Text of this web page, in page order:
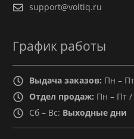
support@voltiq.ru
График работы
Выдача заказов: Пн –
Отдел продаж: Пн – Пт /
Сб – Вс: Выходные дни